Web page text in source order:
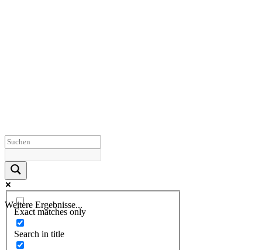
Weitere Ergebnisse...
Exact matches only
Search in title